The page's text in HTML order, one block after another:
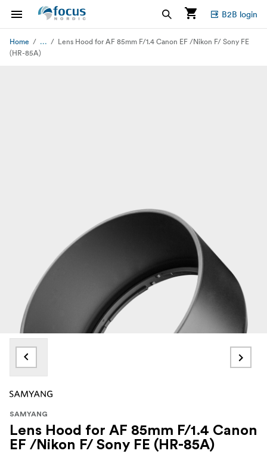
B2B login
Home ...
Lens Hood for AF 85mm F/1.4 Canon EF /Nikon F/ Sony FE
(HR-85A)
SAMYANG
Lens Hood for AF 85mm F/1.4 Canon
EF /Nikon F/ Sony FE (HR-85A)